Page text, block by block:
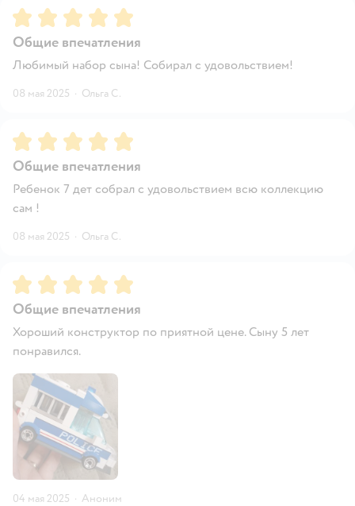
Рейтинг:5
Общие впечатления
Любимый набор сына! Собирал с удовольствием!
08 мая 2025 · Ольга С.
Рейтинг:5
Общие впечатления
Ребенок 7 дет собрал с удовольствием всю коллекцию
сам !
08 мая 2025 · Ольга С.
Рейтинг:5
Общие впечатления
Хороший конструктор по приятной цене. Сыну 5 лет
понравился.
04 мая 2025 · Аноним